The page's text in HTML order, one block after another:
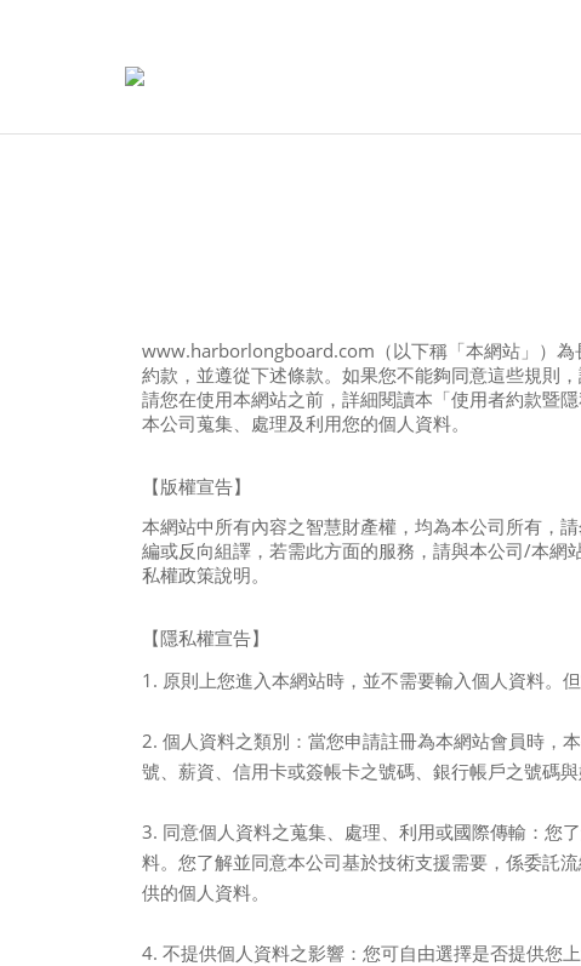
www.harborlongboard.com （以下稱「本網站」）
約款，並遵從下述條款。如果您不能夠同意這些規則
請您在使用本網站之前，詳細閱讀本「使用者約款暨
本公司蒐集、處理及利用您的個人資料。
【版權宣告】
本網站中所有內容之智慧財產權，均為本公司所有，
編或反向組譯，若需此方面的服務，請與本公司/本網
私權政策說明。
【隱私權宣告】
1. 原則上您進入本網站時，並不需要輸入個人資料。
2. 個人資料之類別：當您申請註冊為本網站會員時，
號、薪資、信用卡或簽帳卡之號碼、銀行帳戶之號碼
3. 同意個人資料之蒐集、處理、利用或國際傳輸：您
料。您了解並同意本公司基於技術支援需要，係委託
供的個人資料。
4. 不提供個人資料之影響：您可自由選擇是否提供您